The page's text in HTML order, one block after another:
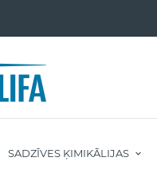
SADZĪVES ĶIMIKĀLIJAS